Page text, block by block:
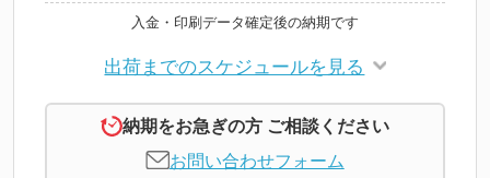
入金・印刷データ確定後の納期です
出荷までのスケジュールを見る
納期をお急ぎの方 ご相談ください
お問い合わせフォーム